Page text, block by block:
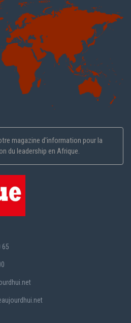
magazine d'information pour la
du leadership en Afrique.
65